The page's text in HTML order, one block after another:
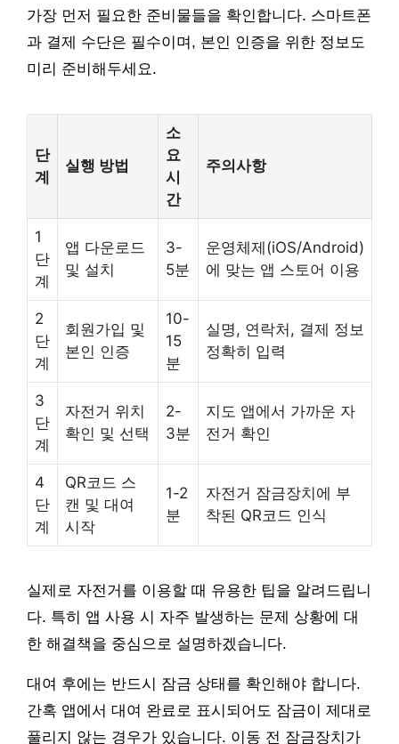
가장 먼저 필요한 준비물들을 확인합니다. 스마트폰
과 결제 수단은 필수이며, 본인 인증을 위한 정보도
미리 준비해두세요.
단
계
실행 방법
소
요
시
간
주의사항
1
단
계
앱 다운로드
및 설치
3-
5분
운영체제(iOS/Android)
에 맞는 앱 스토어 이용
2
단
계
회원가입 및
본인 인증
10-
15
분
실명, 연락처, 결제 정보
정확히 입력
3
단
계
자전거 위치
확인 및 선택
2-
3분
지도 앱에서 가까운 자
전거 확인
4
단
계
QR코드 스
캔 및 대여
시작
1-2
분
자전거 잠금장치에 부
착된 QR코드 인식
실제로 자전거를 이용할 때 유용한 팁을 알려드립니
다. 특히 앱 사용 시 자주 발생하는 문제 상황에 대
한 해결책을 중심으로 설명하겠습니다.
대여 후에는 반드시 잠금 상태를 확인해야 합니다.
간혹 앱에서 대여 완료로 표시되어도 잠금이 제대로
풀리지 않는 경우가 있습니다. 이동 전 잠금장치가